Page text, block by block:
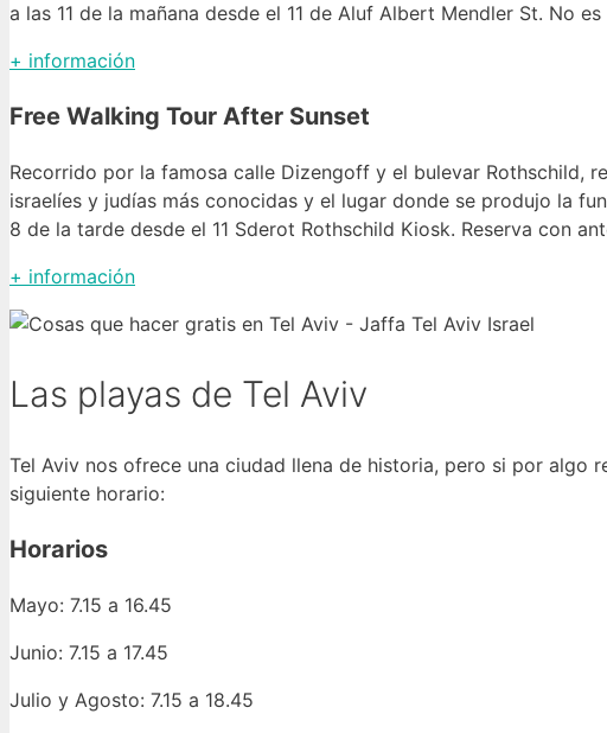
a las 11 de la mañana desde el 11 de Aluf Albert Mendler St. No
+ información
Free Walking Tour After Sunset
Recorrido por la famosa calle Dizengoff y el bulevar Rothschild,
israelíes y judías más conocidas y el lugar donde se produjo la
8 de la tarde desde el 11 Sderot Rothschild Kiosk. Reserva con
+ información
Las playas de Tel Aviv
Tel Aviv nos ofrece una ciudad llena de historia, pero si por algo
siguiente horario:
Horarios
Mayo: 7.15 a 16.45
Junio: 7.15 a 17.45
Julio y Agosto: 7.15 a 18.45